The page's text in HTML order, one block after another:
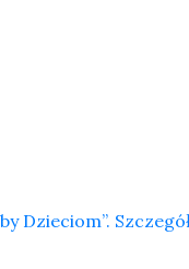
Dzieciom”.